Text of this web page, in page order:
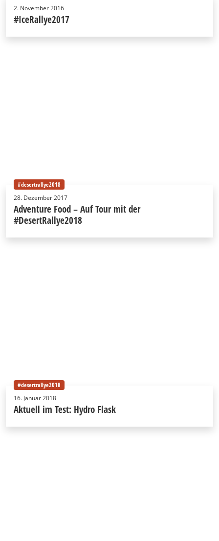
2. November 2016
#IceRallye2017
#desertrallye2018
28. Dezember 2017
Adventure Food – Auf Tour mit der
#DesertRallye2018
#desertrallye2018
16. Januar 2018
Aktuell im Test: Hydro Flask